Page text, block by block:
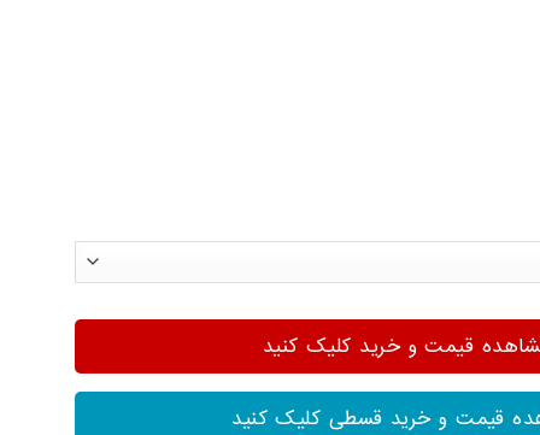
قیمت و خرید کلیک کنید
قیمت و خرید قسطی کلیک کنید